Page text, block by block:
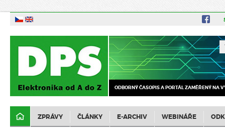
ODBORNÝ ČASOPIS A PORTÁL ZAMĚŘENÝ NA
ZPRÁVY ČLÁNKY E-ARCHIV WEBINÁŘE